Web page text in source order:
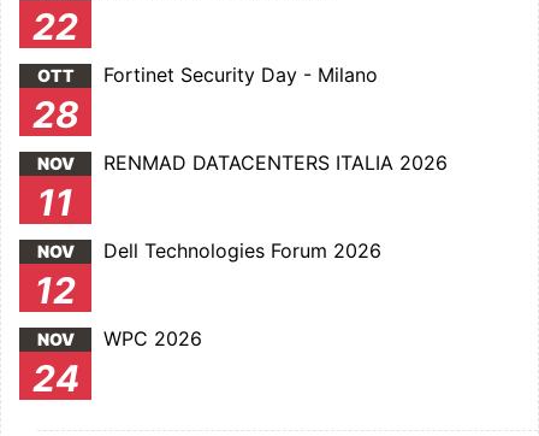
22
OTT
28
Fortinet Security Day - Milano
NOV
11
RENMAD DATACENTERS ITALIA 2026
NOV
12
Dell Technologies Forum 2026
NOV
24
WPC 2026